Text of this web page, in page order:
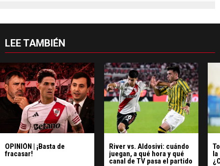
LEE TAMBIÉN
OPINIÓN | ¡Basta de
fracasar!
River vs. Aldosivi: cuándo
juegan, a qué hora y qué
canal de TV pasa el partido
la